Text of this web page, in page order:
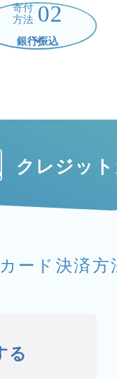
寄付
方法 02
銀行振込
クレジッ
ード決済方
る